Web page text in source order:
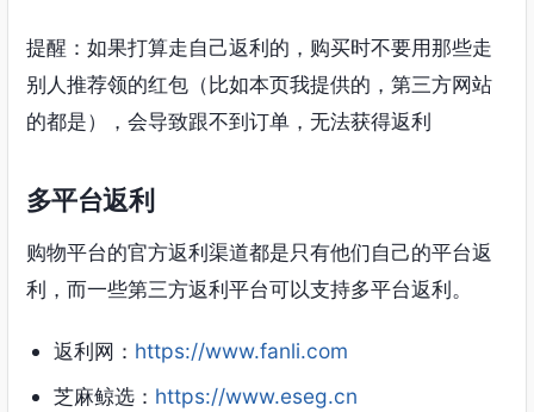
提醒：如果打算走自己返利的，购买时不要用那些走
别人推荐领的红包（比如本页我提供的，第三方网站
的都是），会导致跟不到订单，无法获得返利
多平台返利
购物平台的官方返利渠道都是只有他们自己的平台返
利，而一些第三方返利平台可以支持多平台返利。
返利网： https://www.fanli.com
芝麻鲸选： https://www.eseg.cn